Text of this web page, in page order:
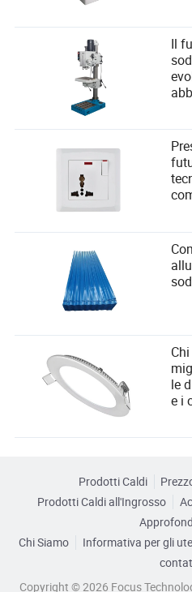
Il
le
e i
Prodotti Caldi
Prodotti Caldi all'Ingrosso
Chi Siamo
Informativa per gli
Copyright © 2026 Focus